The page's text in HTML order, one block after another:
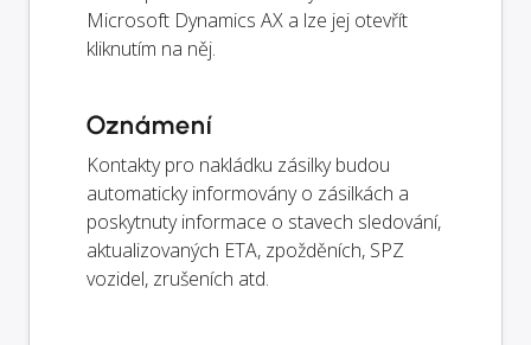
Microsoft Dynamics AX a lze jej otevřít
kliknutím na něj.
Oznámení
Kontakty pro nakládku zásilky budou
automaticky informovány o zásilkách a
poskytnuty informace o stavech sledování,
aktualizovaných ETA, zpožděních, SPZ
vozidel, zrušeních atd.